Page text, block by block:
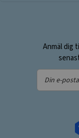
Anmäl dig
Din
e-